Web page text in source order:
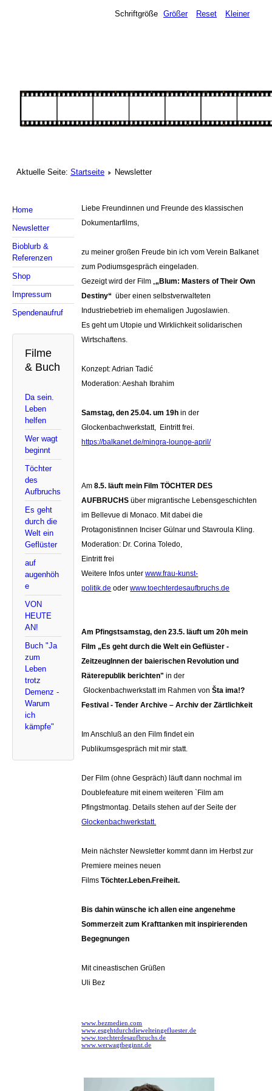
Schriftgröße Größer Reset Kleiner
Aktuelle Seite: Startseite Newsletter
Home
Newsletter
Bioblurb &
Referenzen
Shop
Impressum
Spendenaufruf
Filme
& Buch
Da sein.
Leben
helfen
Wer wagt
beginnt
Töchter
des
Aufbruchs
Es geht
durch die
Welt ein
Geflüster
auf
augenhöh
e
VON
HEUTE
AN!
Buch "Ja
zum
Leben
trotz
Demenz -
Warum
ich
kämpfe"
Liebe Freundinnen und Freunde des klassischen
Dokumentarfilms,
zu meiner großen Freude bin ich vom Verein Balkanet
zum Podiumsgespräch eingeladen.
Gezeigt wird der Film „„Blum: Masters of Their Own
Destiny“über einen selbstverwalteten
Industriebetrieb im ehemaligen Jugoslawien.
Es geht um Utopie und Wirklichkeit solidarischen
Wirtschaftens.
Konzept: Adrian Tadić
Moderation: Aeshah Ibrahim
Samstag, den 25.04. um 19hin der
Glockenbachwerkstatt, Eintritt frei.
https://balkanet.de/mingra-lounge-april/
Am 8.5. läuft mein Film TÖCHTER DES
AUFBRUCHS über migrantische Lebensgeschichten
im Bellevue di Monaco. Mit dabei die
Protagonistinnen Inciser Gülnar und Stavroula Kling.
Moderation: Dr. Corina Toledo,
Eintritt frei
Weitere Infos unterwww.frau-kunst-
politik.de oderwww.toechterdesaufbruchs.de
Am Pfingstsamstag, den 23.5. läuft um 20h mein
Film „Es geht durch die Welt ein Geflüster -
ZeitzeugInnen der baierischen Revolution und
Räterepublik berichten" in der
Glockenbachwerkstatt im Rahmen vonŠta ima!?
Festival - Tender Archive – Archiv der Zärtlichkeit
Im Anschluß an den Film findet ein
Publikumsgespräch mit mir statt.
Der Film (ohne Gespräch) läuft dann nochmal im
Doublefeature mit einem weiteren `Film am
Pfingstmontag. Details stehen auf der Seite der
Glockenbachwerkstatt.
Mein nächster Newsletter kommt dann im Herbst zur
Premiere meines neuen
FilmsTöchter.Leben.Freiheit.
Bis dahin wünsche ich allen eine angenehme
Sommerzeit zum Krafttanken mit inspirierenden
Begegnungen
Mit cineastischen Grüßen
Uli Bez
www.bezmedien.com
www.esgehtdurchdiewelteingefluester.de
www.toechterdesaufbruchs.de
www.werwagtbeginnt.de